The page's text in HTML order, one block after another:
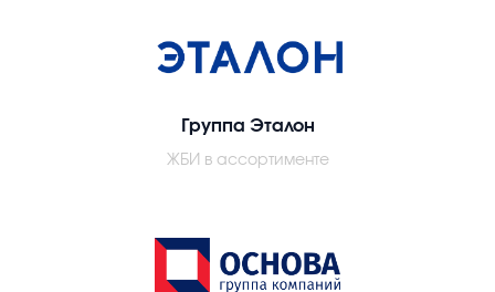
Группа Эталон
ЖБИ в ассортименте